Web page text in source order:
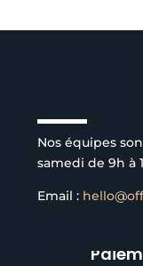
Nos équipes
samedi de 9h à
Email :